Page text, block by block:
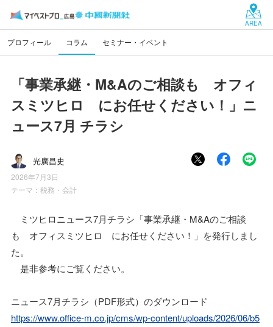
AREA
プロフィール コラム セミナー・イベント
「事業承継・M&Aのご相談も オフィ
スミツヒロ にお任せください！」ニ
ュース7月 チラシ
光廣昌史
2026年7月3日
テーマ： 税務・会計
ミツヒロニュース7月チラシ「事業承継・M&Aのご相談
も オフィスミツヒロ にお任せください！」を発行しまし
た。
是非参考にご覧ください。
ニュース7月チラシ（PDF形式）のダウンロード
https://www.office-m.co.jp/cms/wp-content/uploads/2026/06/b5